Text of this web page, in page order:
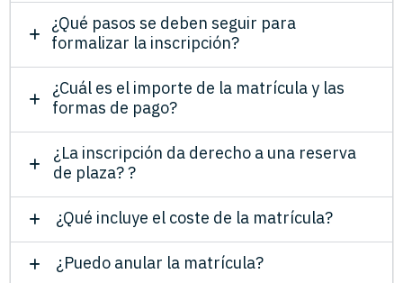
¿Qué pasos se deben seguir para
formalizar la inscripción?
¿Cuál es el importe de la matrícula y las
formas de pago?
¿La inscripción da derecho a una reserva
de plaza? ?
¿Qué incluye el coste de la matrícula?
¿Puedo anular la matrícula?